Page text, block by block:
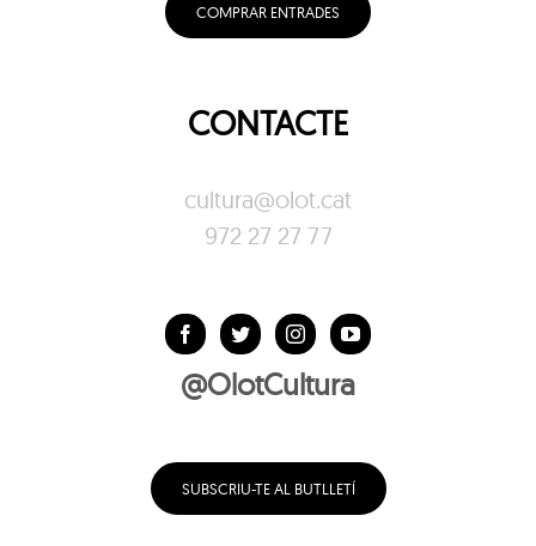
COMPRAR ENTRADES
CONTACTE
cultura@olot.cat
972 27 27 77
@OlotCultura
SUBSCRIU-TE AL BUTLLETÍ